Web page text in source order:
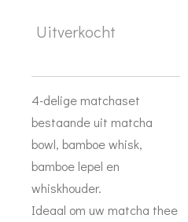
Uitverkocht
4-delige matchaset
bestaande uit matcha
bowl, bamboe whisk,
bamboe lepel en
whiskhouder.
Ideaal om uw matcha thee